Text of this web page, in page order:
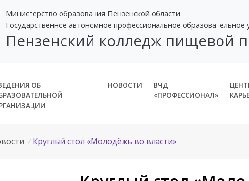
Министерство образования Пензенской области
Государственное автономное профессиональное
Пензенский колледж пищевой
ОБ
НОВОСТИ
ВЧД
«ПРОФЕССИОНАЛ»
/ Круглый стол «Молодёжь во власти»